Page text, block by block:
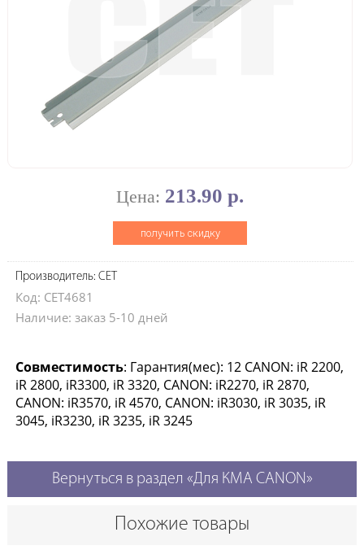
Цена: 213.90 р.
получить скидку
Производитель: CET
Код: CET4681
Наличие: заказ 5-10 дней
Совместимость: Гарантия(мес): 12 CANON: iR 2200,
iR 2800, iR3300, iR 3320, CANON: iR2270, iR 2870,
CANON: iR3570, iR 4570, CANON: iR3030, iR 3035, iR
3045, iR3230, iR 3235, iR 3245
Вернуться в раздел «Для КМА CANON»
Похожие товары